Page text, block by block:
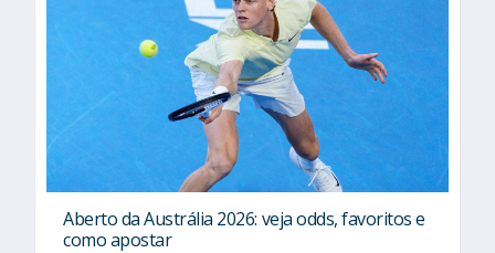
Aberto da Austrália 2026: veja odds, favoritos e
como apostar